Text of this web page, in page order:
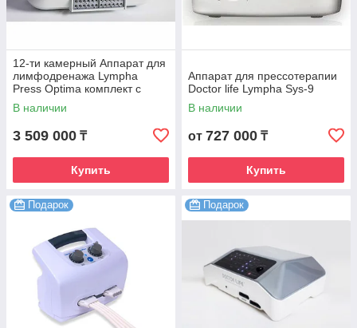
12-ти камерный Аппарат для
лимфодренажа Lympha
Press Optima комплект с
комбинезоном
В наличии
3 509 000 ₸
Купить
Аппарат для прессотерапии
Doctor life Lympha Sys-9
В наличии
от 727 000 ₸
Купить
Подарок Подарок